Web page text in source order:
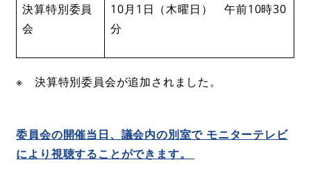
決算特別委員
会
10月1日（木曜日） 午前10時30
分
※ 決算特別委員会が追加されました。
委員会の開催当日、議会内の別室で モニターテレビ
により視聴することができます。